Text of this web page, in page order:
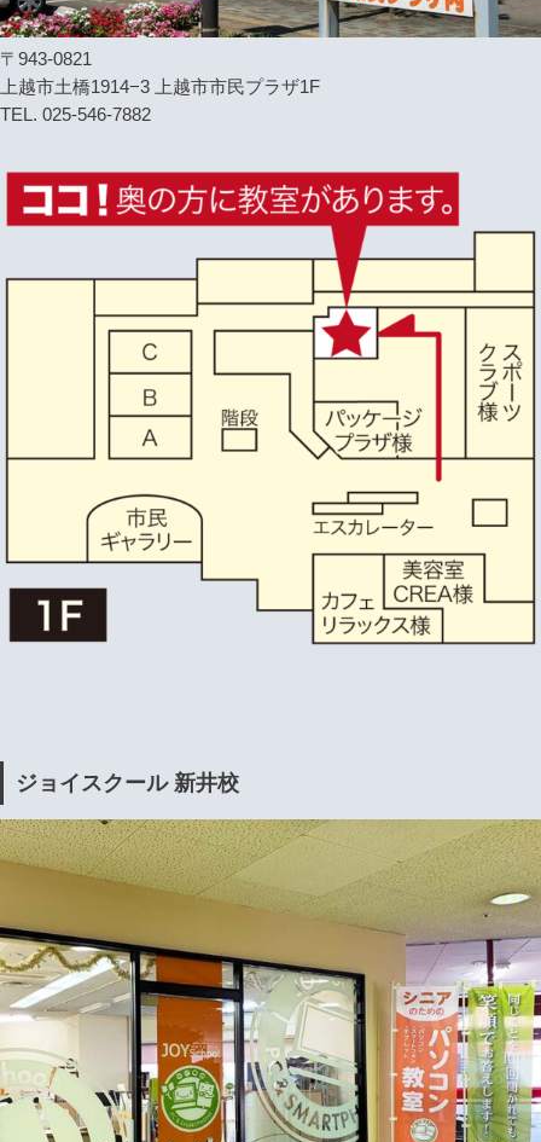
〒943-0821
上越市土橋1914−3 上越市市民プラザ1F
TEL. 025-546-7882
ジョイスクール 新井校